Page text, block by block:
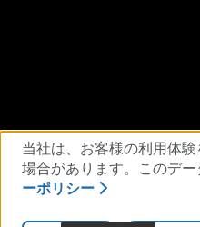
©
当社は、お客様の利用体
場合があります。このデ
ーポリシー